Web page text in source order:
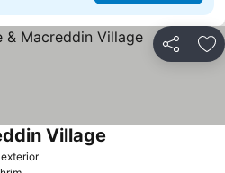
Compartir
Ver precios
Village